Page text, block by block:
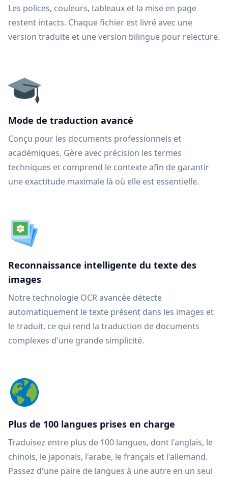
Les polices, couleurs, tableaux et la mise en page
restent intacts. Chaque fichier est livré avec une
version traduite et une version bilingue pour relecture.
Mode de traduction avancé
Conçu pour les documents professionnels et
académiques. Gère avec précision les termes
techniques et comprend le contexte afin de garantir
une exactitude maximale là où elle est essentielle.
Reconnaissance intelligente du texte des
images
Notre technologie OCR avancée détecte
automatiquement le texte présent dans les images et
le traduit, ce qui rend la traduction de documents
complexes d'une grande simplicité.
Plus de 100 langues prises en charge
Traduisez entre plus de 100 langues, dont l'anglais, le
chinois, le japonais, l'arabe, le français et l'allemand.
Passez d'une paire de langues à une autre en un seul